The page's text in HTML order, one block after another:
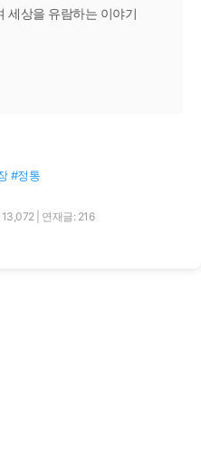
세상을 유람하는 이야기
#정통
연재글: 216